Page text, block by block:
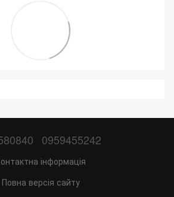
0959455242
інформація
Повна версія сайту